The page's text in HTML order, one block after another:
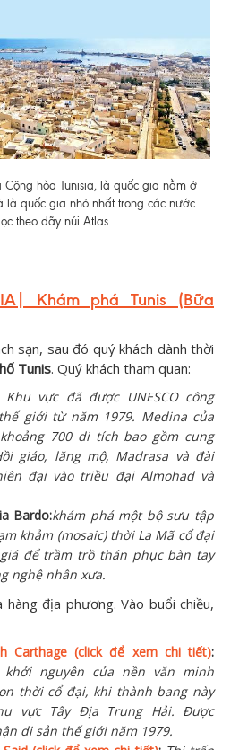
Cộng hòa Tunisia, là quốc gia nằm ở
là quốc gia nhỏ nhất trong các nước
theo dãy núi Atlas.
Khám phá Tunis (Bữa
sạn, sau đó quý khách dành thời
Tunis. Quý khách tham quan:
Khu vực đã được UNESCO công
giới từ năm 1979. Medina của
700 di tích bao gồm cung
giáo, lăng mộ, Madrasa và đài
đại vào triều đại Almohad và
Bardo:khám phá một bộ sưu tập
khảm (mosaic) thời La Mã cổ đại
để trầm trồ thán phục bàn tay
nghệ nhân xưa.
địa phương. Vào buổi chiều,
Carthage (click để xem chi tiết):
nguyên của nền văn minh
thời cổ đại, khi thành bang này
vực Tây Địa Trung Hải. Được
di sản thế giới năm 1979.